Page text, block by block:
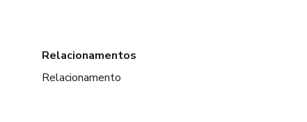
Relacionamentos
Relacionamento